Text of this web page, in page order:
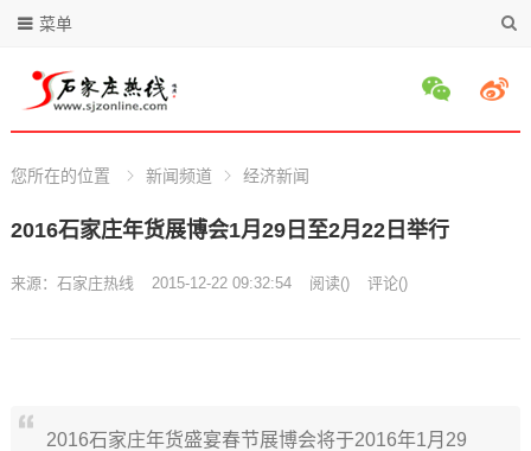
菜单
您所在的位置 新闻频道 经济新闻
2016石家庄年货展博会1月29日至2月22日举行
来源： 石家庄热线 2015-12-22 09:32:54 阅读() 评论()
2016石家庄年货盛宴春节展博会将于2016年1月29